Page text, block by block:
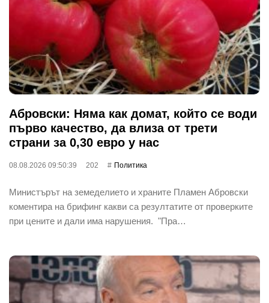
Абровски: Няма как домат, който се води
първо качество, да влиза от трети
страни за 0,30 евро у нас
08.08.2026 09:50:39 202 Политика
Министърът на земеделието и храните Пламен Абровски
коментира на брифинг какви са резултатите от проверките
при цените и дали има нарушения. "Пра…